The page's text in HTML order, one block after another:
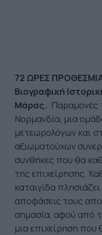
72 ΩΡΕΣ
Βιογραφική
Μάρας. Παραμονές
Νορμανδία, μια
μετεωρολόγων και
αξιωματούχων
συνθήκες που θα
της επιχείρησης.
καταιγίδα
αποφάσεις τους
σημασία, αφού από
μια επιχείρηση που